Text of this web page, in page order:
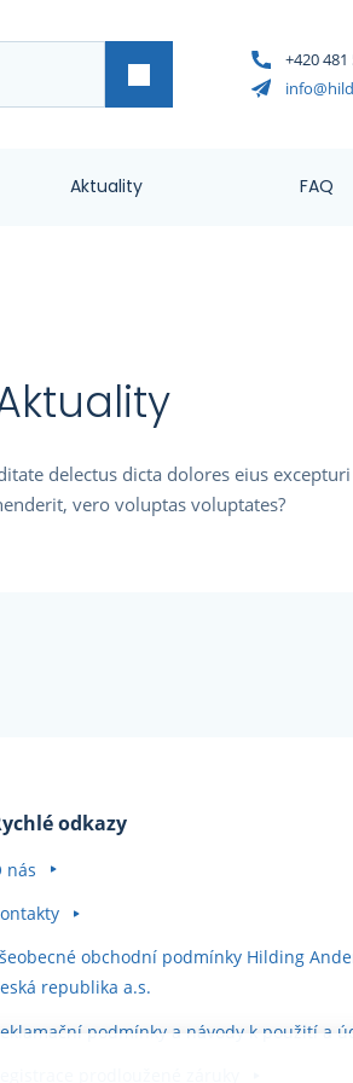
+420 481
Aktuality FAQ
delectus dicta dolores eius
vero voluptas voluptates?
odkazy
nás
obchodní podmínky Hilding
republika a.s.
podmínky a návody k použití a